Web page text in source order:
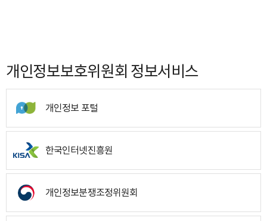
개인정보보호위원회 정보서비스
개인정보 포털
한국인터넷진흥원
개인정보분쟁조정위원회